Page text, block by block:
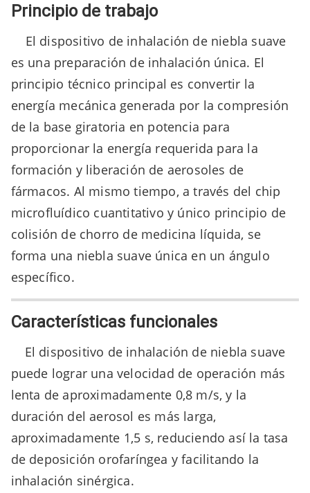
Principio de trabajo
El dispositivo de inhalación de niebla suave
es una preparación de inhalación única. El
principio técnico principal es convertir la
energía mecánica generada por la compresión
de la base giratoria en potencia para
proporcionar la energía requerida para la
formación y liberación de aerosoles de
fármacos. Al mismo tiempo, a través del chip
microfluídico cuantitativo y único principio de
colisión de chorro de medicina líquida, se
forma una niebla suave única en un ángulo
específico.
Características funcionales
El dispositivo de inhalación de niebla suave
puede lograr una velocidad de operación más
lenta de aproximadamente 0,8 m/s, y la
duración del aerosol es más larga,
aproximadamente 1,5 s, reduciendo así la tasa
de deposición orofaríngea y facilitando la
inhalación sinérgica.